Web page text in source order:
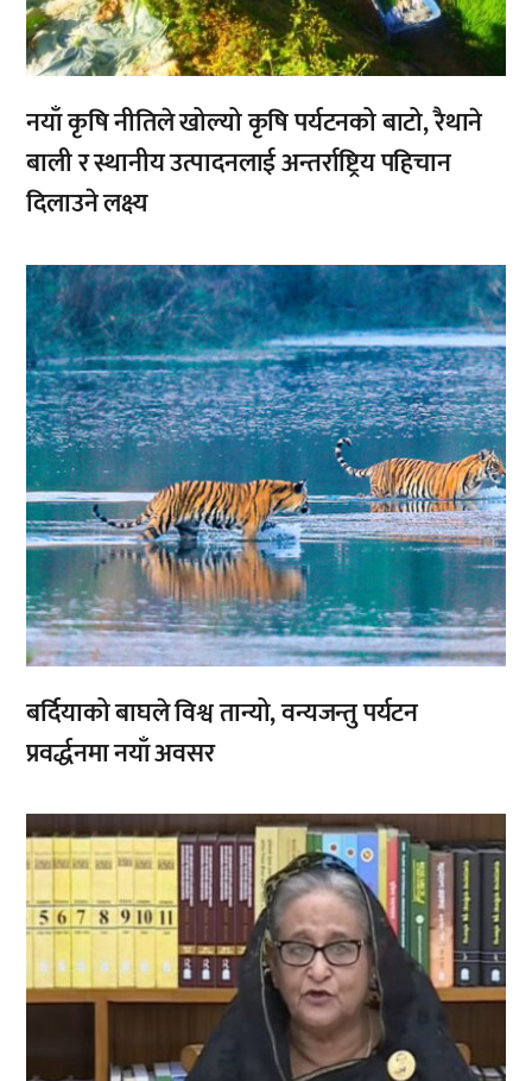
नयाँ कृषि नीतिले खोल्यो कृषि पर्यटनको बाटो, रैथाने
बाली र स्थानीय उत्पादनलाई अन्तर्राष्ट्रिय पहिचान
दिलाउने लक्ष्य
,
बर्दियाको बाघले विश्व तान्यो, वन्यजन्तु पर्यटन
प्रवर्द्धनमा नयाँ अवसर
,,